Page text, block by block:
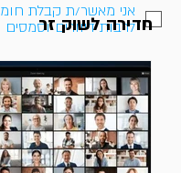
אני מאשר/ת קבלת
לרבות דיוורים וסמסים
חדירה לשוק זר